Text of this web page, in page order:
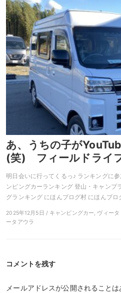
あ、うちの子が
(笑) フィールドライ
明日会いに行ってくるっ♪ ランキングに
ンピングカーランキング 登山・キャンプ
グランキング にほんブログ村 にほんブ
2025年12月5日 / キャンピングカー, ヴィー
ータアウラ
コメントを残す
メールアドレスが公開されることは